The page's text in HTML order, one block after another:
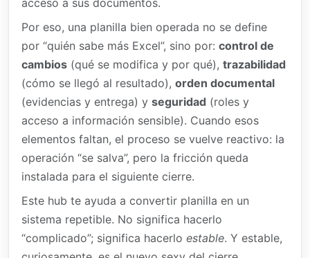
Por eso, una planilla bien operada no se define
por “quién sabe más Excel”, sino por:control de
cambios (qué se modifica y por qué),trazabilidad
(cómo se llegó al resultado),orden documental
(evidencias y entrega) yseguridad (roles y
acceso a información sensible). Cuando esos
elementos faltan, el proceso se vuelve reactivo: la
operación “se salva”, pero la fricción queda
instalada para el siguiente cierre.
Este hub te ayuda a convertir planilla en un
sistema repetible. No significa hacerlo
“complicado”; significa hacerloestable. Y estable,